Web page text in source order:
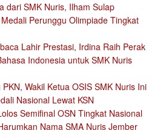
dari SMK Nuris, Ilham Sulap
Perunggu Olimpiade Tingkat
Lahir Prestasi, Irdina Raih Perak
Indonesia untuk SMK Nuris
Wakil Ketua OSIS SMK Nuris Ini
Nasional Lewat KSN
Semifinal OSN Tingkat Nasional
Nama SMA Nuris Jember